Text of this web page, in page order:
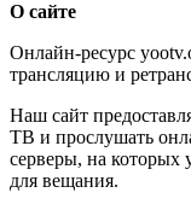
О сайте
Онлайн-ресурс
трансляцию и
Наш сайт
ТВ и прослушать
серверы, на которых
для вещания.